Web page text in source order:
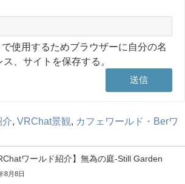
使用するためブラウザーに自分の名
、サイトを保存する。
介 VRChat景観
カフェワールド・Berワ
ワールド紹介】無為の庭-Still Garden
8月8日